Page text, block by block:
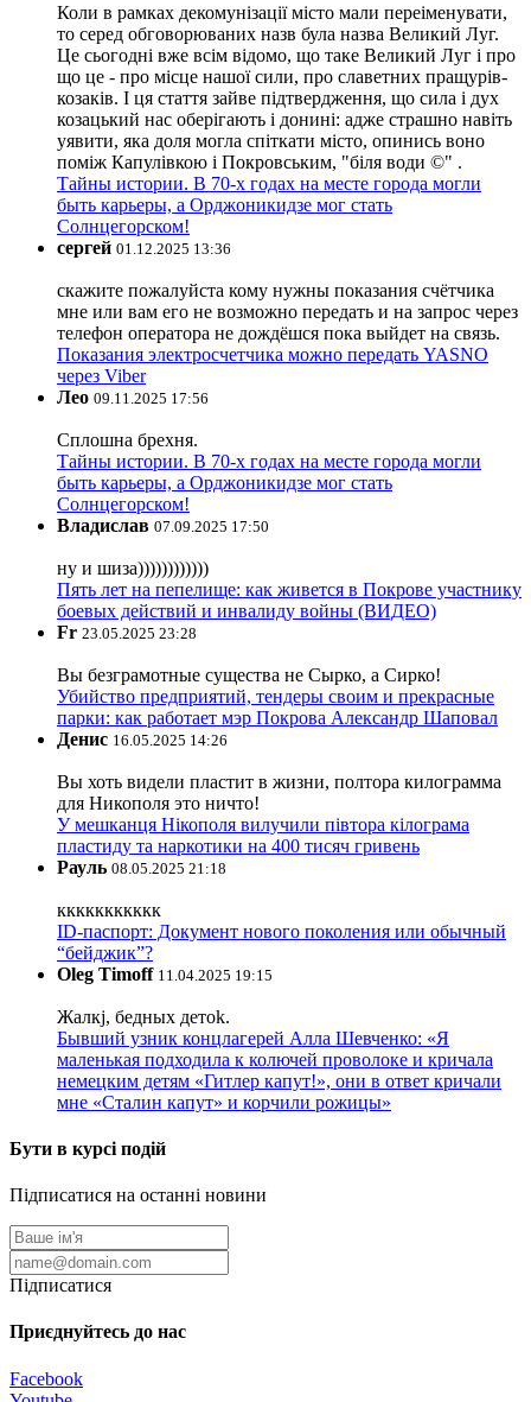
Коли в рамках декомунізації місто мали переіменувати,
то серед обговорюваних назв була назва Великий Луг.
Це сьогодні вже всім відомо, що таке Великий Луг і про
що це - про місце нашої сили, про славетних пращурів-
козаків. І ця стаття зайве підтвердження, що сила і дух
козацький нас оберігають і донині: адже страшно навіть
уявити, яка доля могла спіткати місто, опинись воно
поміж Капулівкою і Покровським, "біля води ©" .
Тайны истории. В 70-х годах на месте города могли
быть карьеры, а Орджоникидзе мог стать
Солнцегорском!
сергей 01.12.2025 13:36
скажите пожалуйста кому нужны показания счётчика
мне или вам его не возможно передать и на запрос через
телефон оператора не дождёшся пока выйдет на связь.
Показания электросчетчика можно передать YASNO
через Viber
Лео 09.11.2025 17:56
Сплошна брехня.
Тайны истории. В 70-х годах на месте города могли
быть карьеры, а Орджоникидзе мог стать
Солнцегорском!
Владислав 07.09.2025 17:50
ну и шиза))))))))))))
Пять лет на пепелище: как живется в Покрове участнику
боевых действий и инвалиду войны (ВИДЕО)
Fr 23.05.2025 23:28
Вы безграмотные существа не Сырко, а Сирко!
Убийство предприятий, тендеры своим и прекрасные
парки: как работает мэр Покрова Александр Шаповал
Денис 16.05.2025 14:26
Вы хоть видели пластит в жизни, полтора килограмма
для Никополя это ничто!
У мешканця Нікополя вилучили півтора кілограма
пластиду та наркотики на 400 тисяч гривень
Рауль 08.05.2025 21:18
ккккккккккк
ID-паспорт: Документ нового поколения или обычный
“бейджик”?
Oleg Timoff 11.04.2025 19:15
Жалкj, бедных детok.
Бывший узник концлагерей Алла Шевченко: «Я
маленькая подходила к колючей проволоке и кричала
немецким детям «Гитлер капут!», они в ответ кричали
мне «Сталин капут» и корчили рожицы»
Бути в курсі подій
Підписатися на останні новини
Підписатися
Приєднуйтесь до нас
Facebook